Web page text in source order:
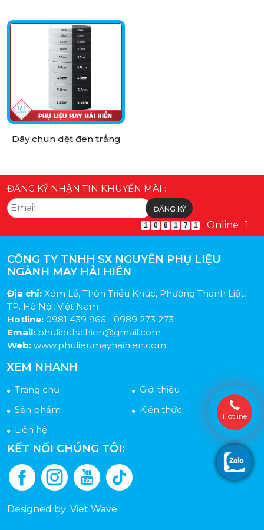
Dây chun dệt đen trắng
ĐĂNG KÝ NHẬN TIN KHUYẾN MÃI :
1 0 8 1 7 1 Online : 1
CÔNG TY TNHH SX NGUYÊN PHỤ LIỆU
NGÀNH MAY HẢI HIỀN
Địa chỉ: Xóm Lẻ, Thôn Triều Khúc, Phường Thanh Liệt,
TP. Hà Nội, Việt Nam
Hotline: 0981 439 966 - 0989 273 273
Email: phulieuhaihien@gmail.com
Web: www.phulieumayhaihien.com
XEM NHANH
Trang chủ
Giới thiệu
Sản phẩm
Kiến thức
Liên hệ
KẾT NỐI CHÚNG TÔI:
Designed by Viet Wave
Hotline